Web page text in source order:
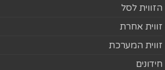
הזווית לסל
זווית אחרת
זווית המערכת
חידונים